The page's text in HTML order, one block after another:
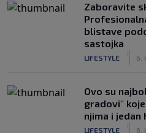
Zaboravite
blistave
sastojka
LIFESTYLE 6.
Ovo su
gradovi"
njima i jedan
LIFESTYLE 6.